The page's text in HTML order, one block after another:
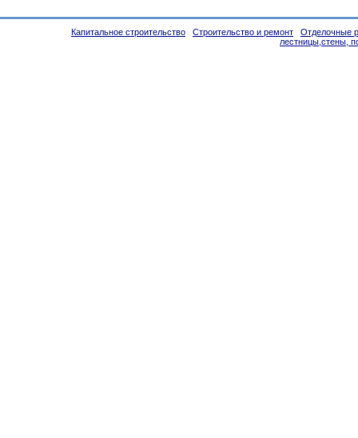
Капитальное строительство Строительство и ремонт
Отделочные
лестницы,стены,